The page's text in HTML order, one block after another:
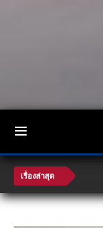
เรื่องล่าสุด